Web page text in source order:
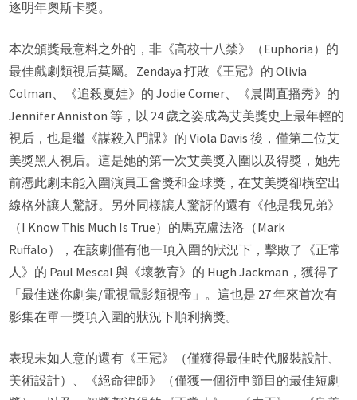
逐明年奧斯卡獎。
本次頒獎最意料之外的，非《高校十八禁》（Euphoria）的
最佳戲劇類視后莫屬。Zendaya 打敗《王冠》的 Olivia
Colman、《追殺夏娃》的 Jodie Comer、《晨間直播秀》的
Jennifer Anniston 等，以 24 歲之姿成為艾美獎史上最年輕的
視后，也是繼《謀殺入門課》的 Viola Davis 後，僅第二位艾
美獎黑人視后。這是她的第一次艾美獎入圍以及得獎，她先
前憑此劇未能入圍演員工會獎和金球獎，在艾美獎卻橫空出
線格外讓人驚訝。另外同樣讓人驚訝的還有《他是我兄弟》
（I Know This Much Is True）的馬克盧法洛（Mark
Ruffalo），在該劇僅有他一項入圍的狀況下，擊敗了《正常
人》的 Paul Mescal 與《壞教育》的 Hugh Jackman，獲得了
「最佳迷你劇集/電視電影類視帝」。這也是 27 年來首次有
影集在單一獎項入圍的狀況下順利摘獎。
表現未如人意的還有《王冠》（僅獲得最佳時代服裝設計、
美術設計）、《絕命律師》（僅獲一個衍申節目的最佳短劇